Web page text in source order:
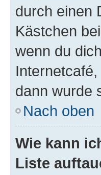
durch einen
Kästchen
wenn du
dann wurde
Nach oben
Wie kann
Liste